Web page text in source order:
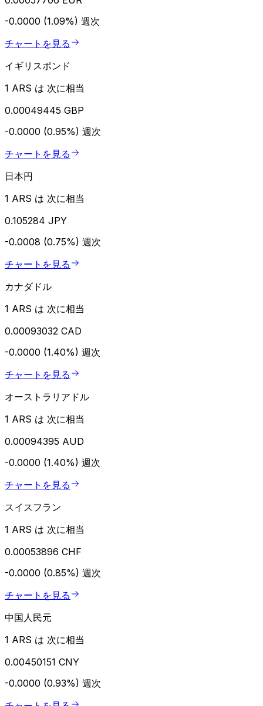
-0.0000 (1.09%) 週次
チャートを見る
イギリスポンド
1 ARS は 次に相当
0.00049445 GBP
-0.0000 (0.95%) 週次
チャートを見る
日本円
1 ARS は 次に相当
0.105284 JPY
-0.0008 (0.75%) 週次
チャートを見る
カナダドル
1 ARS は 次に相当
0.00093032 CAD
-0.0000 (1.40%) 週次
チャートを見る
オーストラリアドル
1 ARS は 次に相当
0.00094395 AUD
-0.0000 (1.40%) 週次
チャートを見る
スイスフラン
1 ARS は 次に相当
0.00053896 CHF
-0.0000 (0.85%) 週次
チャートを見る
中国人民元
1 ARS は 次に相当
0.00450151 CNY
-0.0000 (0.93%) 週次